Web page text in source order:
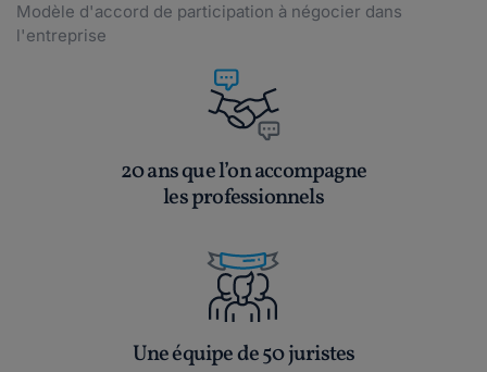
Modèle d'accord de participation à négocier dans
l'entreprise
20 ans que l’on accompagne
les professionnels
Une équipe de 50 juristes